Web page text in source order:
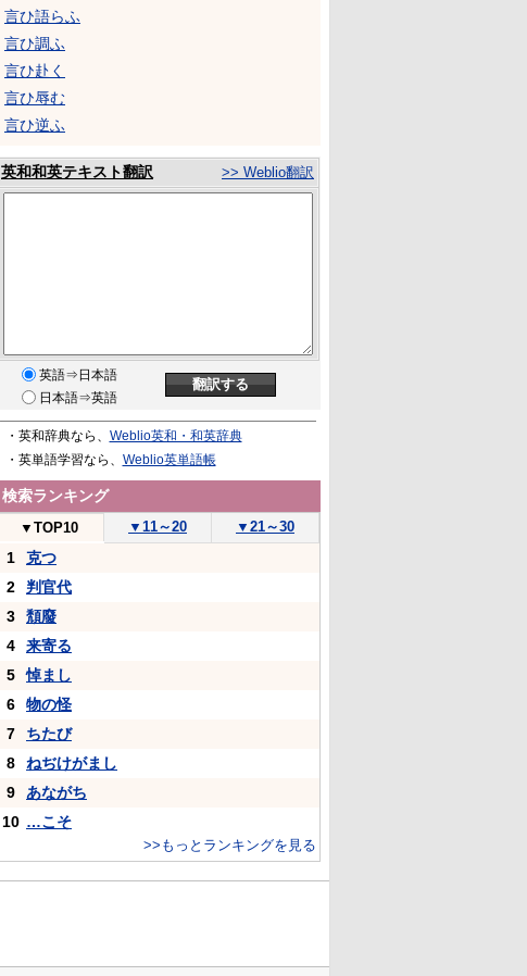
言ひ語らふ
言ひ調ふ
言ひ赴く
言ひ辱む
言ひ逆ふ
英和和英テキスト翻訳 >> Weblio翻訳
英語⇒日本語
日本語⇒英語
・英和辞典なら、 Weblio英和・和英辞典
・英単語学習なら、 Weblio英単語帳
検索ランキング
▼ TOP10 ▼ 11～20 ▼ 21～30
1
克つ
2
判官代
3
頽廢
4
来寄る
5
悼まし
6
物の怪
7
ちたび
8
ねぢけがまし
9
あながち
10 …こそ
>>もっとランキングを見る